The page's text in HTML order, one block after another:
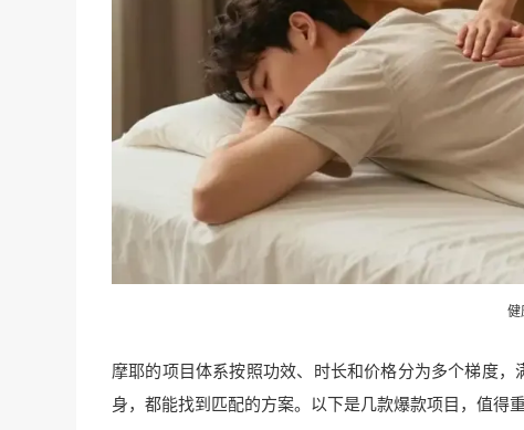
健
摩耶的项目体系按照功效、时长和价格分为多个梯度
身，都能找到匹配的方案。以下是几款爆款项目，值得重